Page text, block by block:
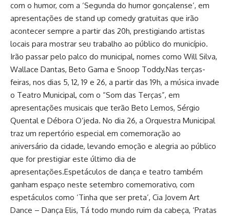
com o humor, com a ‘Segunda do humor gonçalense’, em
apresentações de stand up comedy gratuitas que irão
acontecer sempre a partir das 20h, prestigiando artistas
locais para mostrar seu trabalho ao público do município.
Irão passar pelo palco do municipal, nomes como Will Silva,
Wallace Dantas, Beto Gama e Snoop Toddy.Nas terças-
feiras, nos dias 5, 12, 19 e 26, a partir das 19h, a música invade
o Teatro Municipal, com o “Som das Terças”, em
apresentações musicais que terão Beto Lemos, Sérgio
Quental e Débora O’jeda. No dia 26, a Orquestra Municipal
traz um repertório especial em comemoração ao
aniversário da cidade, levando emoção e alegria ao público
que for prestigiar este último dia de
apresentações.Espetáculos de dança e teatro também
ganham espaço neste setembro comemorativo, com
espetáculos como ‘Tinha que ser preta’, Cia Jovem Art
Dance – Dança Elis, Tá todo mundo ruim da cabeça, ‘Pratas